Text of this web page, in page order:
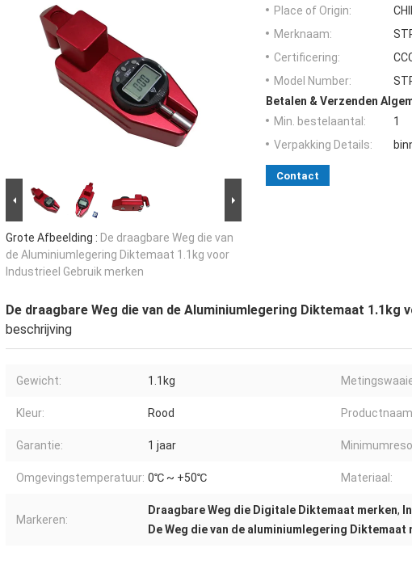
Grote Afbeelding : De draagbare Weg die van
de Aluminiumlegering Diktemaat 1.1kg voor
Industrieel Gebruik merken
Place of Origin:
Merknaam:
Certificering:
Model Number:
Betalen & Verzenden
Min. bestelaantal:
1
Verpakking Details:
Contact
De draagbare Weg die van de Aluminiumlegering Diktemaat 1.1kg
beschrijving
Gewicht: 1.1kg
Kleur: Rood
Garantie: 1 jaar
Omgevingstemperatuur: 0℃ ~ +50℃ Materiaal:
Markeren:
Draagbare Weg die Digitale Diktemaat merken,
De Weg die van de aluminiumlegering Diktemaat